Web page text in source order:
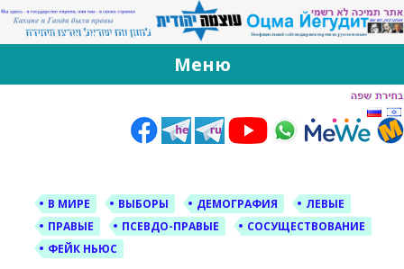
За Оцма Йегудит
עוצמה יהודית ברוסית ובעברית
Меню
В МИРЕ ВЫБОРЫ ДЕМОГРАФИЯ
ЛЕВЫЕ
ПРАВЫЕ
ПСЕВДО-ПРАВЫЕ
СОСУЩЕСТВОВАНИЕ
ФЕЙК НЬЮС